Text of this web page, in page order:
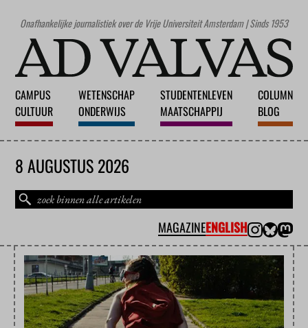
Onafhankelijke journalistiek over de Vrije Universiteit Amsterdam | Sinds 1953
CAMPUS
CULTUUR
WETENSCHAP
ONDERWIJS
STUDENTENLEVEN
MAATSCHAPPIJ
COLUMN
BLOG
8 AUGUSTUS 2026
MAGAZINEENGLISH